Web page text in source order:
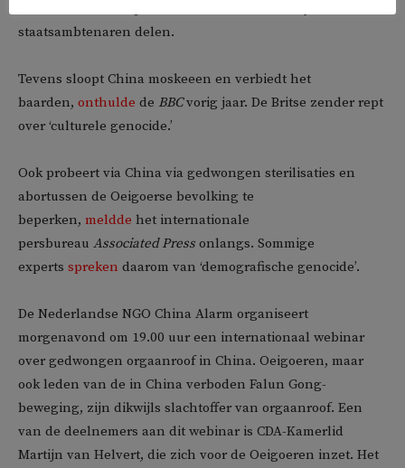
staatsambtenaren delen.
Tevens sloopt China moskeeen en verbiedt het
baarden, onthulde de BBCvorig jaar. De Britse zender rept
over ‘culturele genocide.’
Ook probeert via China via gedwongen sterilisaties en
abortussen de Oeigoerse bevolking te
beperken, meldde het internationale
persbureau Associated Press onlangs. Sommige
experts spreken daarom van ‘demografische genocide’.
De Nederlandse NGO China Alarm organiseert
morgenavond om 19.00 uur een internationaal webinar
over gedwongen orgaanroof in China. Oeigoeren, maar
ook leden van de in China verboden Falun Gong-
beweging, zijn dikwijls slachtoffer van orgaanroof. Een
van de deelnemers aan dit webinar is CDA-Kamerlid
Martijn van Helvert, die zich voor de Oeigoeren inzet. Het